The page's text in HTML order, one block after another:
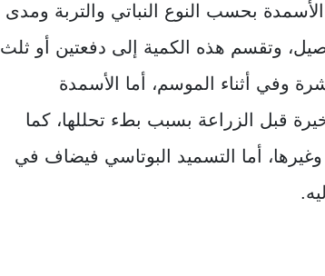
بحسب النوع النباتي والتربة ومدى
وتقسم هذه الكمية إلى دفعتين أو ثلث
وفي أثناء الموسم، أما الأسمدة
قبل الزراعة بسبب بطء تحللها، كما
أما التسميد البوتاسي فيضاف في